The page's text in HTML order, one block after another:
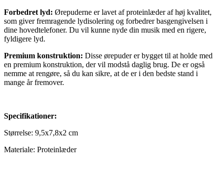
Forbedret lyd: Ørepuderne er lavet af proteinlæder af høj kvalitet,
som giver fremragende lydisolering og forbedrer basgengivelsen i
dine hovedtelefoner. Du vil kunne nyde din musik med en rigere,
fyldigere lyd.
Premium konstruktion: Disse ørepuder er bygget til at holde med
en premium konstruktion, der vil modstå daglig brug. De er også
nemme at rengøre, så du kan sikre, at de er i den bedste stand i
mange år fremover.
Specifikationer:
Størrelse: 9,5x7,8x2 cm
Materiale: Proteinlæder